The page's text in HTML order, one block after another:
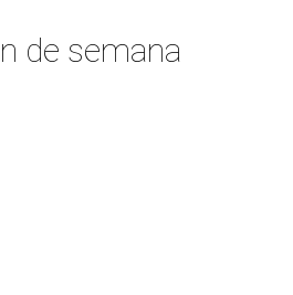
de semana